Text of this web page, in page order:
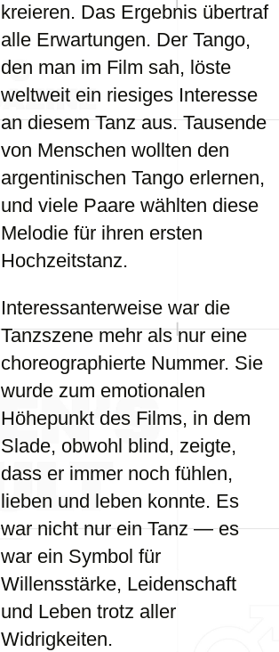
kreieren. Das Ergebnis übertraf
alle Erwartungen. Der Tango,
den man im Film sah, löste
weltweit ein riesiges Interesse
an diesem Tanz aus. Tausende
von Menschen wollten den
argentinischen Tango erlernen,
und viele Paare wählten diese
Melodie für ihren ersten
Hochzeitstanz.
Interessanterweise war die
Tanzszene mehr als nur eine
choreographierte Nummer. Sie
wurde zum emotionalen
Höhepunkt des Films, in dem
Slade, obwohl blind, zeigte,
dass er immer noch fühlen,
lieben und leben konnte. Es
war nicht nur ein Tanz — es
war ein Symbol für
Willensstärke, Leidenschaft
und Leben trotz aller
Widrigkeiten.